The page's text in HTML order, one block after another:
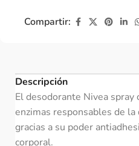
Compartir:
Descripción
El desodorante Nivea
enzimas responsables de
gracias a su poder
corporal.